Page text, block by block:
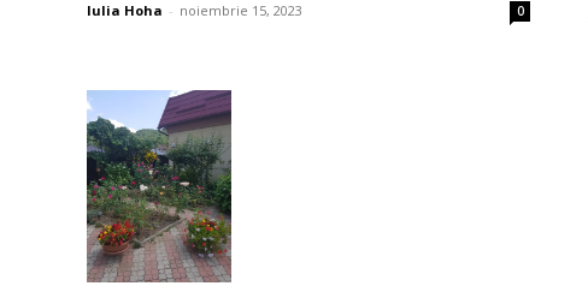
Iulia Hoha - noiembrie 15, 2023 0